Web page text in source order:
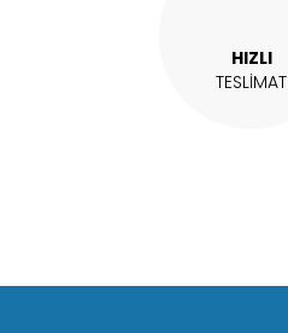
HIZLI
TESLİMAT